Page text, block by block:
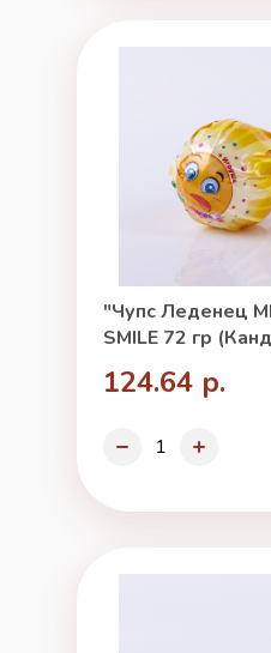
"Чупс Леденец
SMILE 72 гр
124.64 р.